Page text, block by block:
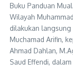
Buku Panduan
Wilayah
dilakukan langsung
Muchamad Arifin,
Ahmad Dahlan,
Saud Effendi,